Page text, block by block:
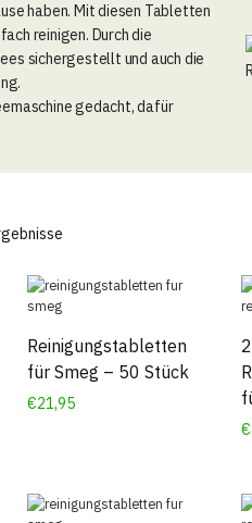
haben. Mit diesen Tabletten
reinigen. Durch die
sichergestellt und auch die
gedacht, dafür
Reinigungstabletten
für Smeg – 50 Stück
€21,95
€